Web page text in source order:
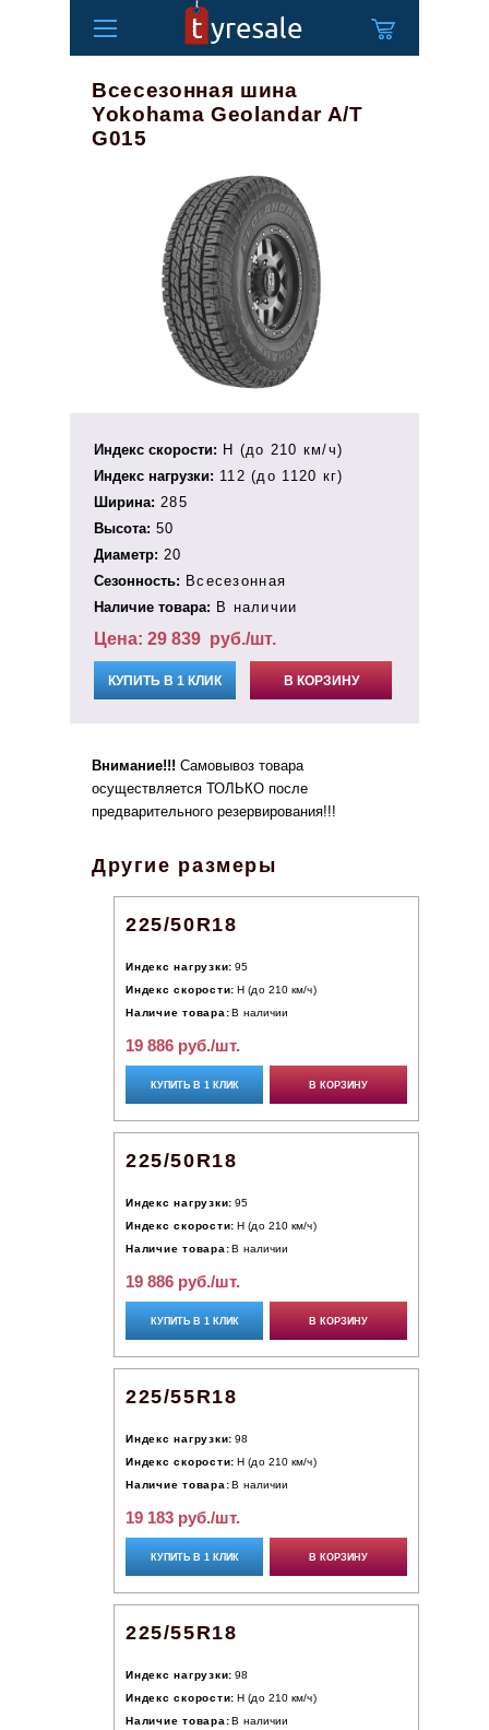
Всесезонная шина
Yokohama Geolandar A/T
G015
Индекс скорости: H (до 210 км/ч)
Индекс нагрузки: 112 (до 1120 кг)
Ширина: 285
Высота: 50
Диаметр: 20
Сезонность: Всесезонная
Наличие товара: В наличии
Цена: 29 839 руб./шт.
КУПИТЬ В 1 КЛИК В КОРЗИНУ
Внимание!!! Самовывоз товара
осуществляется ТОЛЬКО после
предварительного резервирования!!!
Другие размеры
225/50R18
Индекс нагрузки: 95
Индекс скорости: H (до 210 км/ч)
Наличие товара: В наличии
19 886 руб./шт.
КУПИТЬ В 1 КЛИК В КОРЗИНУ
225/50R18
Индекс нагрузки: 95
Индекс скорости: H (до 210 км/ч)
Наличие товара: В наличии
19 886 руб./шт.
КУПИТЬ В 1 КЛИК В КОРЗИНУ
225/55R18
Индекс нагрузки: 98
Индекс скорости: H (до 210 км/ч)
Наличие товара: В наличии
19 183 руб./шт.
КУПИТЬ В 1 КЛИК В КОРЗИНУ
225/55R18
Индекс нагрузки: 98
Индекс скорости: H (до 210 км/ч)
Наличие товара: В наличии